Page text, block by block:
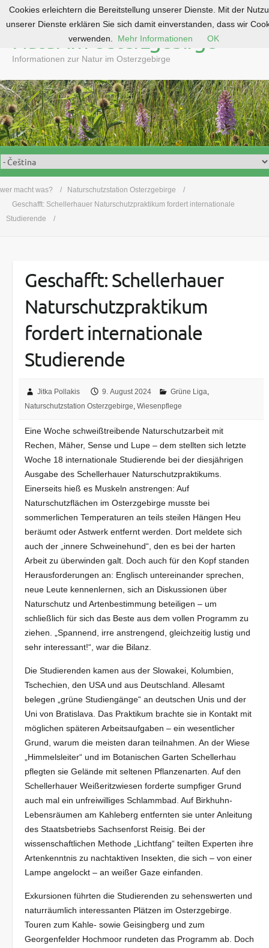
o
c
o
n
t
e
n
Natur im Osterzgebirge
Informationen zur Natur im Osterzgebirge
wer macht was?
Naturschutzstation Osterzgebirge
Geschafft: Schellerhauer Naturschutzpraktikum fordert internationale
Studierende
Geschafft: Schellerhauer
Naturschutzpraktikum
fordert internationale
Studierende
Jitka Pollakis 9. August 2024 Grüne Liga,
Naturschutzstation Osterzgebirge,Wiesenpflege
Eine Woche schweißtreibende Naturschutzarbeit mit
Rechen, Mäher, Sense und Lupe – dem stellten sich letzte
Woche 18 internationale Studierende bei der diesjährigen
Ausgabe des Schellerhauer Naturschutzpraktikums.
Einerseits hieß es Muskeln anstrengen: Auf
Naturschutzflächen im Osterzgebirge musste bei
sommerlichen Temperaturen an teils steilen Hängen Heu
beräumt oder Astwerk entfernt werden. Dort meldete sich
auch der „innere Schweinehund“, den es bei der harten
Arbeit zu überwinden galt. Doch auch für den Kopf standen
Herausforderungen an: Englisch untereinander sprechen,
neue Leute kennenlernen, sich an Diskussionen über
Naturschutz und Artenbestimmung beteiligen – um
schließlich für sich das Beste aus dem vollen Programm zu
ziehen. „Spannend, irre anstrengend, gleichzeitig lustig und
sehr interessant!“, war die Bilanz.
Die Studierenden kamen aus der Slowakei, Kolumbien,
Tschechien, den USA und aus Deutschland. Allesamt
belegen „grüne Studiengänge“ an deutschen Unis und der
Uni von Bratislava. Das Praktikum brachte sie in Kontakt mit
möglichen späteren Arbeitsaufgaben – ein wesentlicher
Grund, warum die meisten daran teilnahmen. An der Wiese
„Himmelsleiter“ und im Botanischen Garten Schellerhau
pflegten sie Gelände mit seltenen Pflanzenarten. Auf den
Schellerhauer Weißeritzwiesen forderte sumpfiger Grund
auch mal ein unfreiwilliges Schlammbad. Auf Birkhuhn-
Lebensräumen am Kahleberg entfernten sie unter Anleitung
des Staatsbetriebs Sachsenforst Reisig. Bei der
wissenschaftlichen Methode „Lichtfang“ teilten Experten ihre
Artenkenntnis zu nachtaktiven Insekten, die sich – von einer
Lampe angelockt – an weißer Gaze einfanden.
Exkursionen führten die Studierenden zu sehenswerten und
naturräumlich interessanten Plätzen im Osterzgebirge.
Touren zum Kahle- sowie Geisingberg und zum
Georgenfelder Hochmoor rundeten das Programm ab. Doch
Cookies erleichtern die Bereitstellung unserer Dienste. Mit der
unserer Dienste erklären Sie sich damit einverstanden, dass wir
verwenden.
Mehr Informationen OK